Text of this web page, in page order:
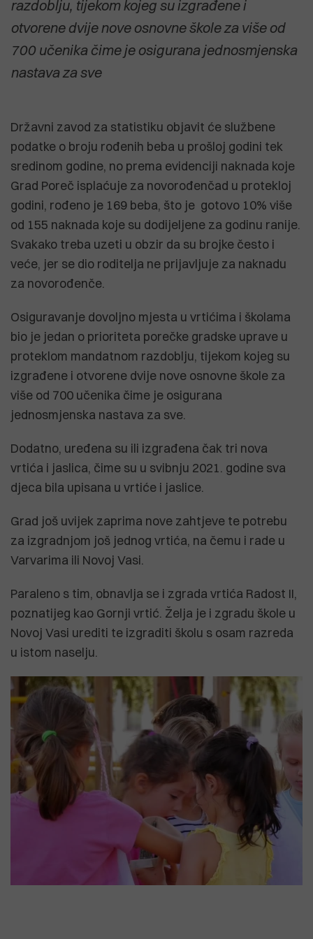
razdoblju, tijekom kojeg su izgrađene i
otvorene dvije nove osnovne škole za više od
700 učenika čime je osigurana jednosmjenska
nastava za sve
Državni zavod za statistiku objavit će službene
podatke o broju rođenih beba u prošloj godini tek
sredinom godine, no prema evidenciji naknada koje
Grad Poreč isplaćuje za novorođenčad u protekloj
godini, rođeno je 169 beba, što je gotovo 10% više
od 155 naknada koje su dodijeljene za godinu ranije.
Svakako treba uzeti u obzir da su brojke često i
veće, jer se dio roditelja ne prijavljuje za naknadu
za novorođenče.
Osiguravanje dovoljno mjesta u vrtićima i školama
bio je jedan o prioriteta porečke gradske uprave u
proteklom mandatnom razdoblju, tijekom kojeg su
izgrađene i otvorene dvije nove osnovne škole za
više od 700 učenika čime je osigurana
jednosmjenska nastava za sve.
Dodatno, uređena su ili izgrađena čak tri nova
vrtića i jaslica, čime su u svibnju 2021. godine sva
djeca bila upisana u vrtiće i jaslice.
Grad još uvijek zaprima nove zahtjeve te potrebu
za izgradnjom još jednog vrtića, na čemu i rade u
Varvarima ili Novoj Vasi.
Paraleno s tim, obnavlja se i zgrada vrtića Radost II,
poznatijeg kao Gornji vrtić. Želja je i zgradu škole u
Novoj Vasi urediti te izgraditi školu s osam razreda
u istom naselju.